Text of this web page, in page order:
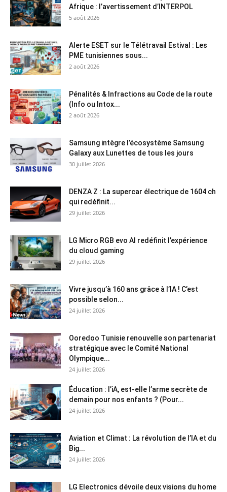
Afrique : l’avertissement d’INTERPOL
5 août 2026
Alerte ESET sur le Télétravail Estival : Les
PME tunisiennes sous...
2 août 2026
Pénalités & Infractions au Code de la route
(Info ou Intox...
2 août 2026
Samsung intègre l’écosystème Samsung
Galaxy aux Lunettes de tous les jours
30 juillet 2026
DENZA Z : La supercar électrique de 1604 ch
qui redéfinit...
29 juillet 2026
LG Micro RGB evo AI redéfinit l’expérience
du cloud gaming
29 juillet 2026
Vivre jusqu’à 160 ans grâce à l’IA ! C’est
possible selon...
24 juillet 2026
Ooredoo Tunisie renouvelle son partenariat
stratégique avec le Comité National
Olympique...
24 juillet 2026
Éducation : l’iA, est-elle l’arme secrète de
demain pour nos enfants ? (Pour...
24 juillet 2026
Aviation et Climat : La révolution de l’IA et du
Big...
24 juillet 2026
LG Electronics dévoile deux visions du home